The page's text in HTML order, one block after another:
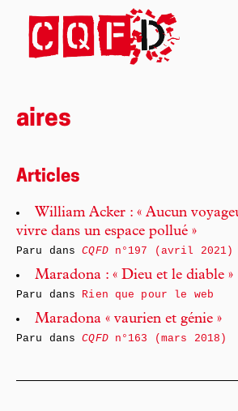
aires
Articles
William Acker : « Aucun
vivre dans un espace pollué »
Paru dansCQFDn°197 (avril 2021)
Maradona : « Dieu et le diable »
Paru dans Rien que pour le web
Maradona « vaurien et génie »
Paru dansCQFDn°163 (mars 2018)